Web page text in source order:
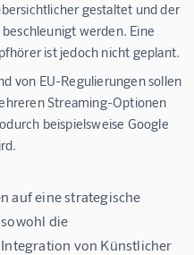
gestaltet und der
werden. Eine
ist jedoch nicht geplant.
von EU-Regulierungen sollen
Streaming-Optionen
beispielsweise Google
auf eine strategische
die
von Künstlicher